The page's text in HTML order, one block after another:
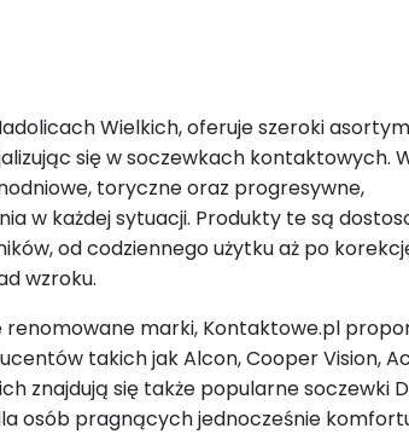
Wielkich, oferuje szeroki
się w soczewkach kontaktowych.
toryczne oraz progresywne,
w każdej sytuacji. Produkty te są
od codziennego użytku aż po
wzroku.
marki, Kontaktowe.pl
takich jak Alcon, Cooper Vision,
znajdują się także popularne soczewki
osób pragnących jednocześnie